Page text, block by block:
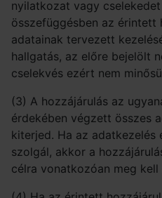
nyilatkozat vagy
összefüggésben az érintett
adatainak tervezett
hallgatás, az előre bejelölt
cselekvés ezért nem
(3) A hozzájárulás az
érdekében végzett összes
kiterjed. Ha az
szolgál, akkor a
célra vonatkozóan meg kell